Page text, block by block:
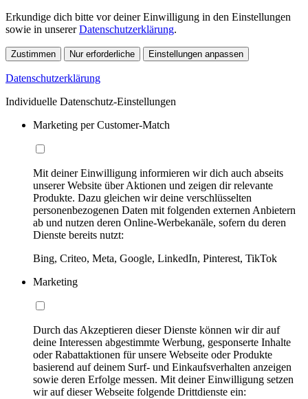
Erkundige dich bitte vor deiner Einwilligung in den Einstellungen
sowie in unsererDatenschutzerklärung.
Zustimmen Nur erforderliche Einstellungen anpassen
Datenschutzerklärung
Individuelle Datenschutz-Einstellungen
Marketing per Customer-Match
Mit deiner Einwilligung informieren wir dich auch abseits
unserer Website über Aktionen und zeigen dir relevante
Produkte. Dazu gleichen wir deine verschlüsselten
personenbezogenen Daten mit folgenden externen Anbietern
ab und nutzen deren Online-Werbekanäle, sofern du deren
Dienste bereits nutzt:
Bing, Criteo, Meta, Google, LinkedIn, Pinterest, TikTok
Marketing
Durch das Akzeptieren dieser Dienste können wir dir auf
deine Interessen abgestimmte Werbung, gesponserte Inhalte
oder Rabattaktionen für unsere Webseite oder Produkte
basierend auf deinem Surf- und Einkaufsverhalten anzeigen
sowie deren Erfolge messen. Mit deiner Einwilligung setzen
wir auf dieser Webseite folgende Drittdienste ein: